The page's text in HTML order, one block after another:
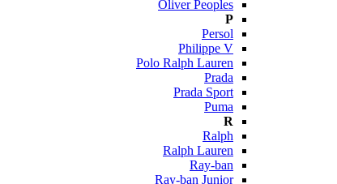
Oliver Peoples
P
Persol
Philippe V
Polo Ralph Lauren
Prada
Prada Sport
Puma
R
Ralph
Ralph Lauren
Ray-ban
Ray-ban Junior